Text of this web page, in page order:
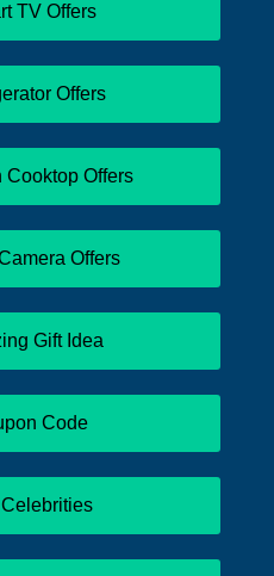
TV Offers
Offers
Cooktop Offers
Offers
Gift Idea
Code